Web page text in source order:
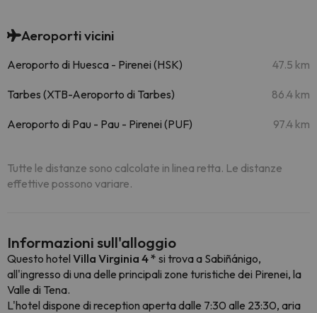
Aeroporti vicini
Aeroporto di Huesca - Pirenei (HSK) 47.5 km
Tarbes (XTB-Aeroporto di Tarbes) 86.4 km
Aeroporto di Pau - Pau - Pirenei (PUF) 97.4 km
Tutte le distanze sono calcolate in linea retta. Le distanze
effettive possono variare.
Informazioni sull'alloggio
Questo hotel Villa Virginia 4 * si trova a Sabiñánigo,
all'ingresso di una delle principali zone turistiche dei Pirenei, la
Valle di Tena.
L'hotel dispone di reception aperta dalle 7:30 alle 23:30, aria